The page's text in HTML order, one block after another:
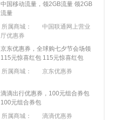
中国移动流量，领2GB流量 领2GB
流量
所属商城：
中国联通网上营业
厅优惠券
京东优惠券，全球购七夕节会场领
115元惊喜红包 115元惊喜红包
所属商城：
京东优惠券
滴滴出行优惠券，100元组合券包
100元组合券包
所属商城：
滴滴优惠券